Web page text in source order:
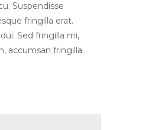
Suspendisse
fringilla erat.
Sed fringilla mi,
accumsan fringilla